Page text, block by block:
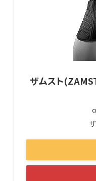
ザムスト